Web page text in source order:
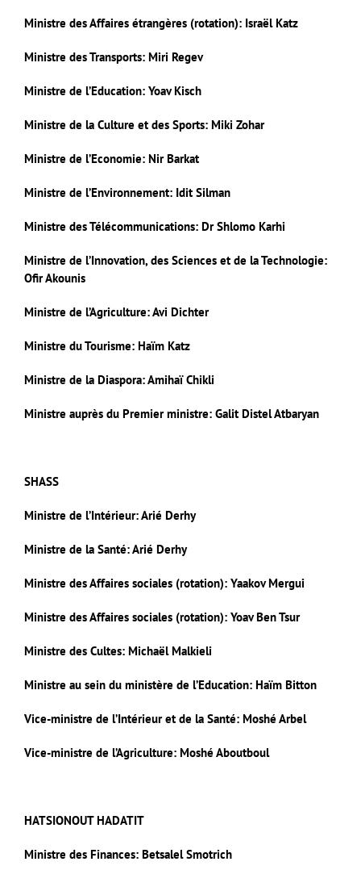
Ministre des Affaires étrangères (rotation): Israël Katz
Ministre des Transports: Miri Regev
Ministre de l’Education: Yoav Kisch
Ministre de la Culture et des Sports: Miki Zohar
Ministre de l’Economie: Nir Barkat
Ministre de l’Environnement: Idit Silman
Ministre des Télécommunications: Dr Shlomo Karhi
Ministre de l’Innovation, des Sciences et de la Technologie:
Ofir Akounis
Ministre de l’Agriculture: Avi Dichter
Ministre du Tourisme: Haïm Katz
Ministre de la Diaspora: Amihaï Chikli
Ministre auprès du Premier ministre: Galit Distel Atbaryan
SHASS
Ministre de l’Intérieur: Arié Derhy
Ministre de la Santé: Arié Derhy
Ministre des Affaires sociales (rotation): Yaakov Mergui
Ministre des Affaires sociales (rotation): Yoav Ben Tsur
Ministre des Cultes: Michaël Malkieli
Ministre au sein du ministère de l’Education: Haïm Bitton
Vice-ministre de l’Intérieur et de la Santé: Moshé Arbel
Vice-ministre de l’Agriculture: Moshé Aboutboul
HATSIONOUT HADATIT
Ministre des Finances: Betsalel Smotrich